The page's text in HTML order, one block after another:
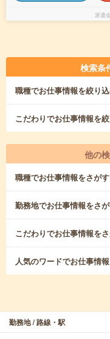
派遣
検索条
職種でお仕事情報を絞り
こだわりでお仕事情報を
他の
職種でお仕事情報をさがす
勤務地でお仕事情報をさ
こだわりでお仕事情報を
人気のワードでお仕事情
勤務地 / 路線・駅